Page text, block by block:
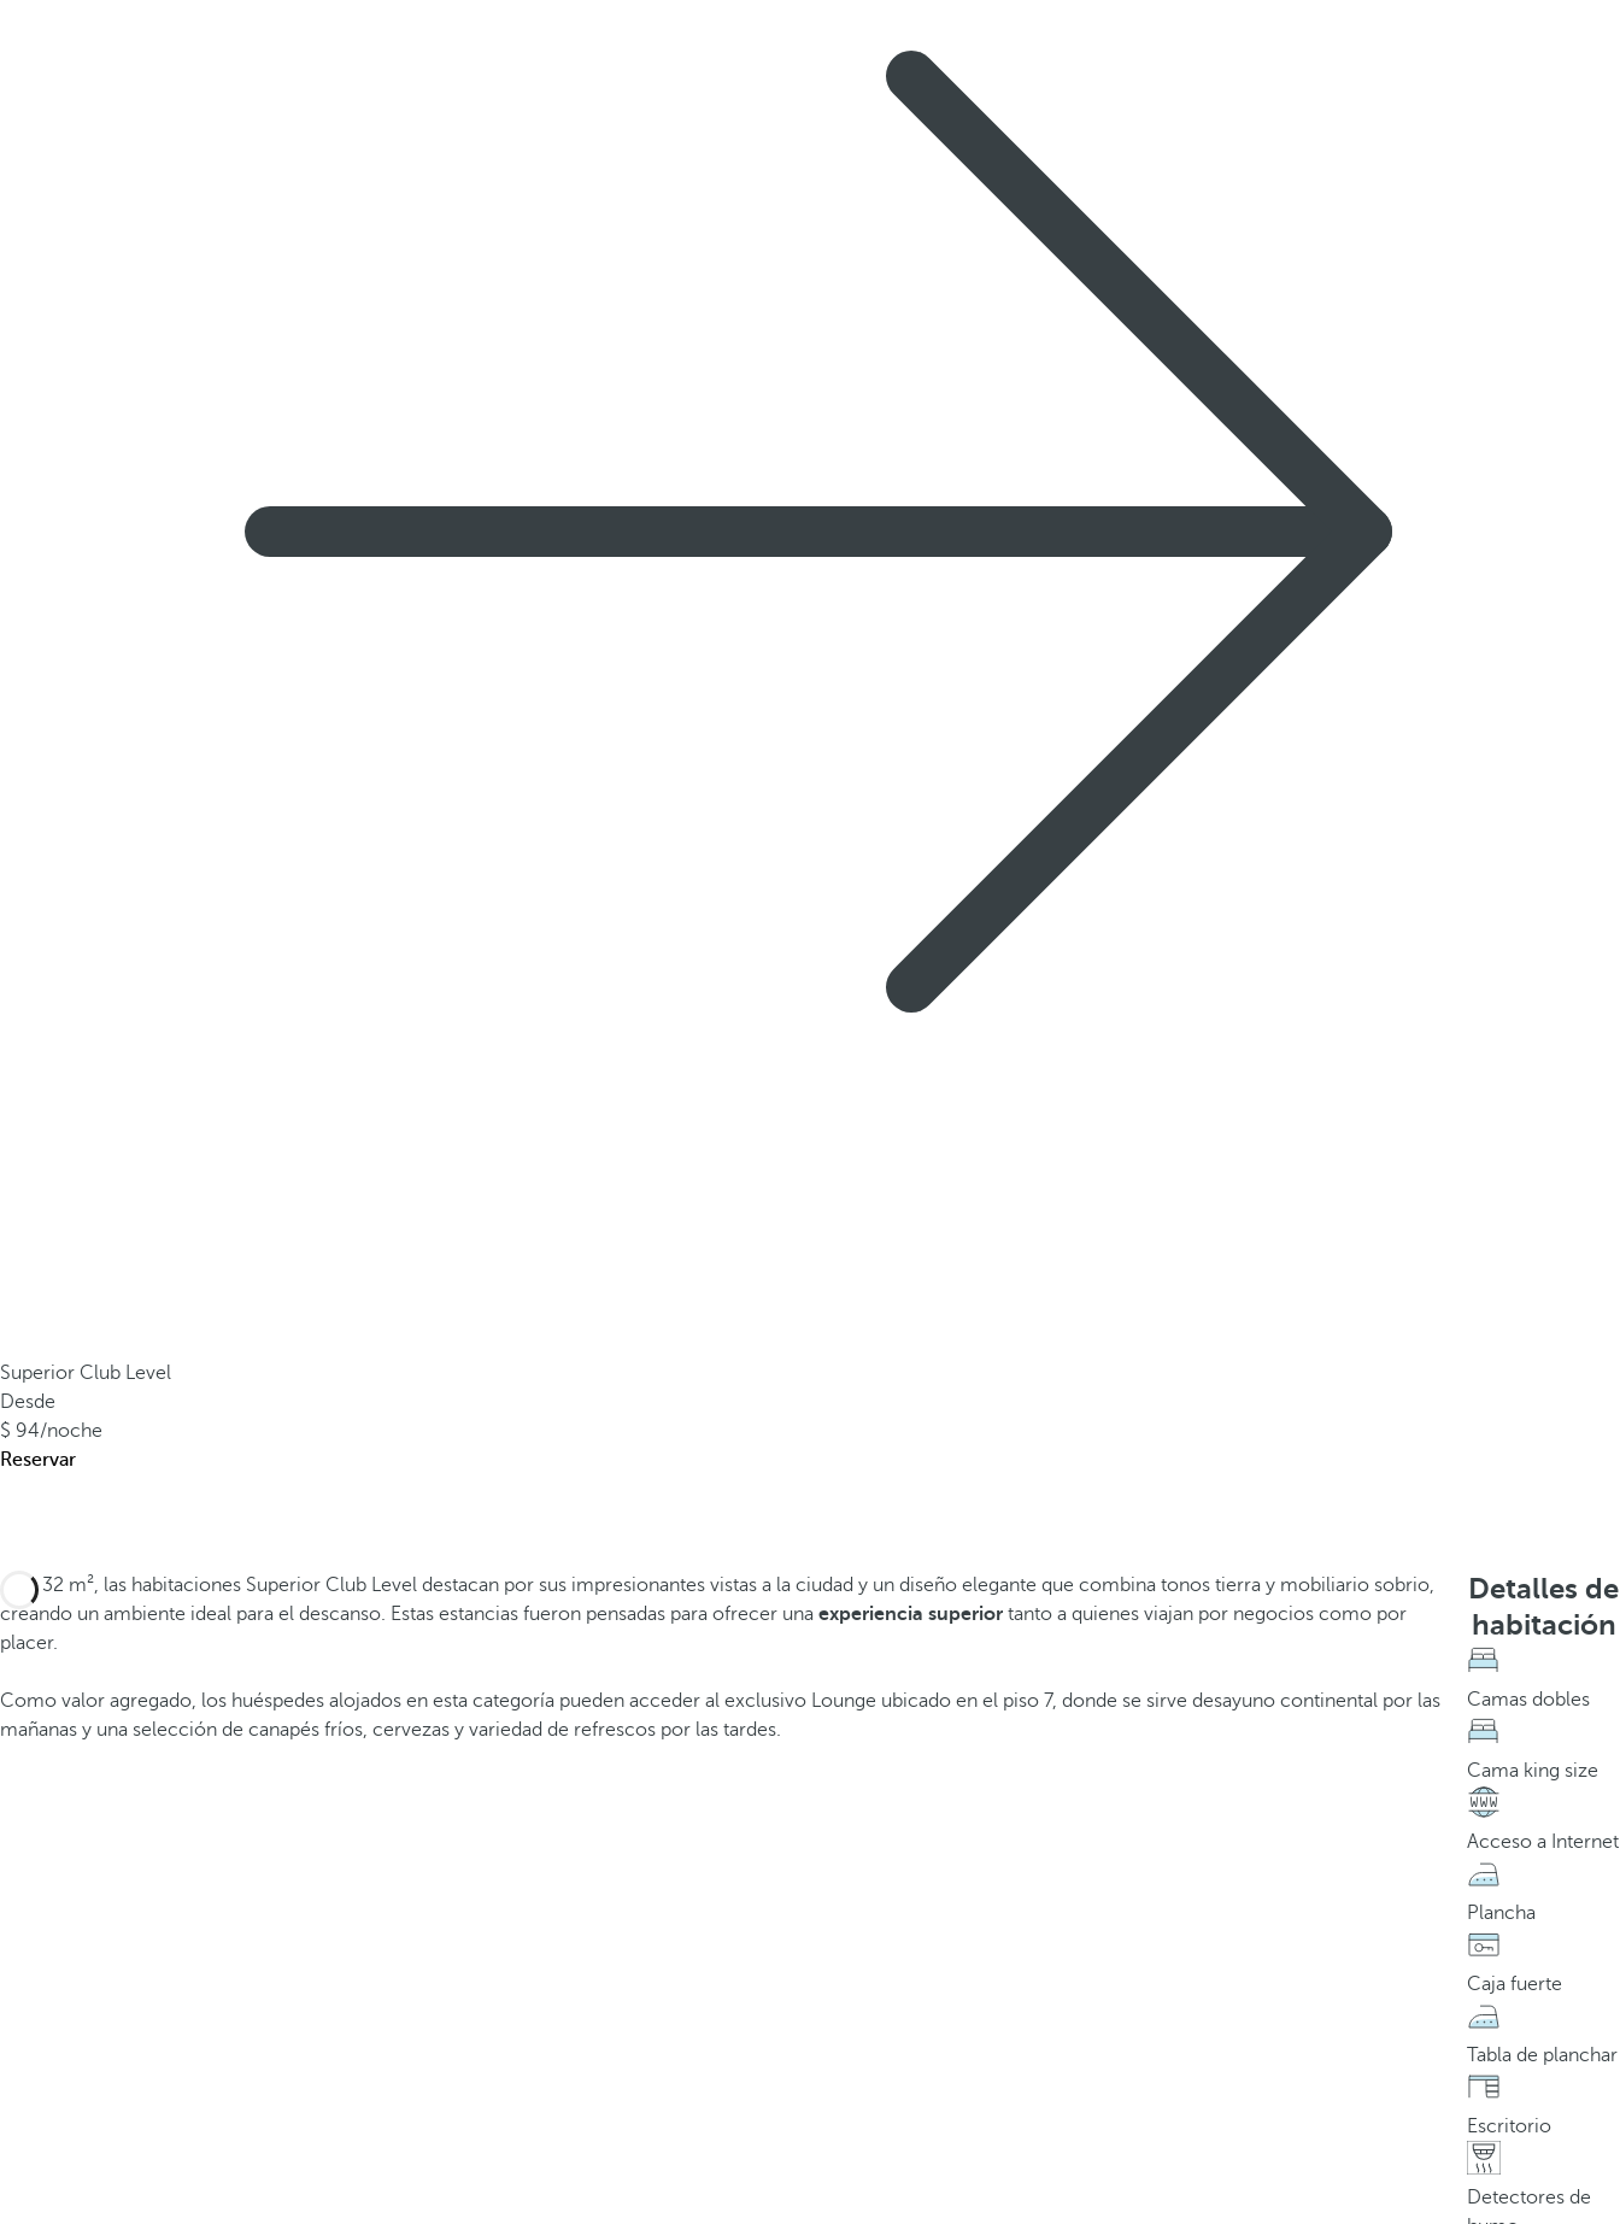
Superior Club Level
Desde
94/noche
Reservar
Con 32 m², las habitaciones Superior Club Level destacan por sus impresionantes vistas a la ciudad y un diseño elegante que combina tonos tierra y mobiliario sobrio,
creando un ambiente ideal para el descanso. Estas estancias fueron pensadas para ofrecer una experiencia superior tanto a quienes viajan por negocios como por
placer.
Como valor agregado, los huéspedes alojados en esta categoría pueden acceder al exclusivo Lounge ubicado en el piso 7, donde se sirve desayuno continental por las
mañanas y una selección de canapés fríos, cervezas y variedad de refrescos por las tardes.
Detalles de
habitación
Camas dobles
Cama king size
Acceso a Internet
Plancha
Caja fuerte
Tabla de planchar
Escritorio
Detectores de